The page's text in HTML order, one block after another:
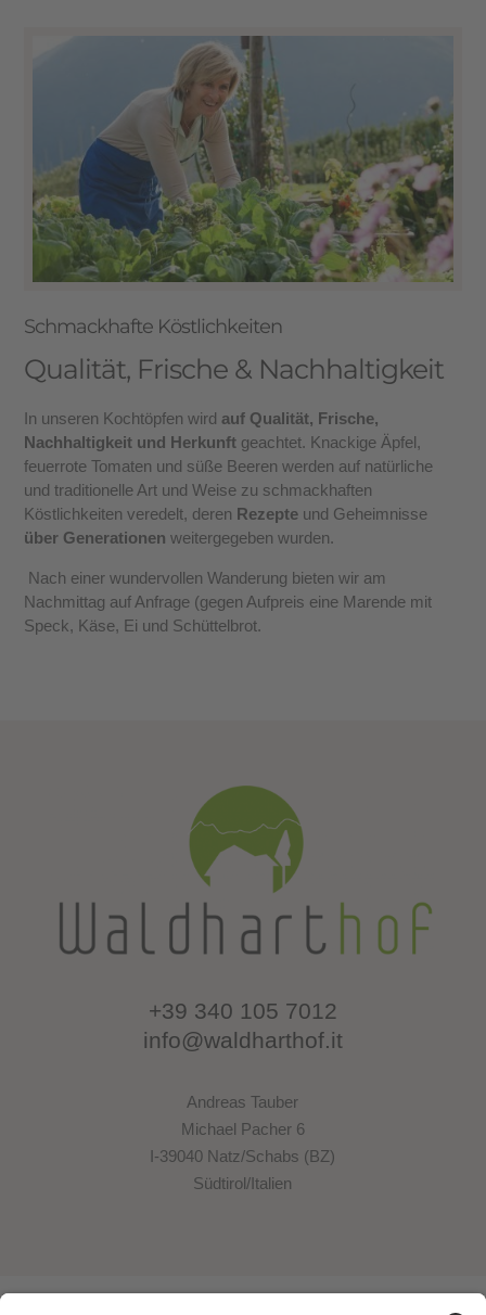
Schmackhafte Köstlichkeiten
Qualität, Frische & Nachhaltigkeit
In unseren Kochtöpfen wirdauf Qualität, Frische,
Nachhaltigkeit und Herkunft geachtet. Knackige Äpfel,
feuerrote Tomaten und süße Beeren werden auf natürliche
und traditionelle Art und Weise zu schmackhaften
Köstlichkeiten veredelt, deren Rezepte und Geheimnisse
über Generationen weitergegeben wurden.
Nach einer wundervollen Wanderung bieten wir am
Nachmittag auf Anfrage (gegen Aufpreis eine Marende mit
Speck, Käse, Ei und Schüttelbrot.
+39 340 105 7012
info@waldharthof.it
Andreas Tauber
Michael Pacher 6
I-39040 Natz/Schabs (BZ)
Südtirol/Italien